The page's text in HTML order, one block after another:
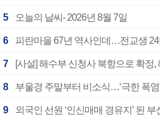
5 오늘의 날씨- 2026년 8월 7일
6 피란마을 67년 역사인데…전교생
7 [사설] 해수부 신청사 북항으로 확정
8 부울경 주말부터 비소식…‘극한 폭염
9 외국인 선원 ‘인신매매 경유지’ 된